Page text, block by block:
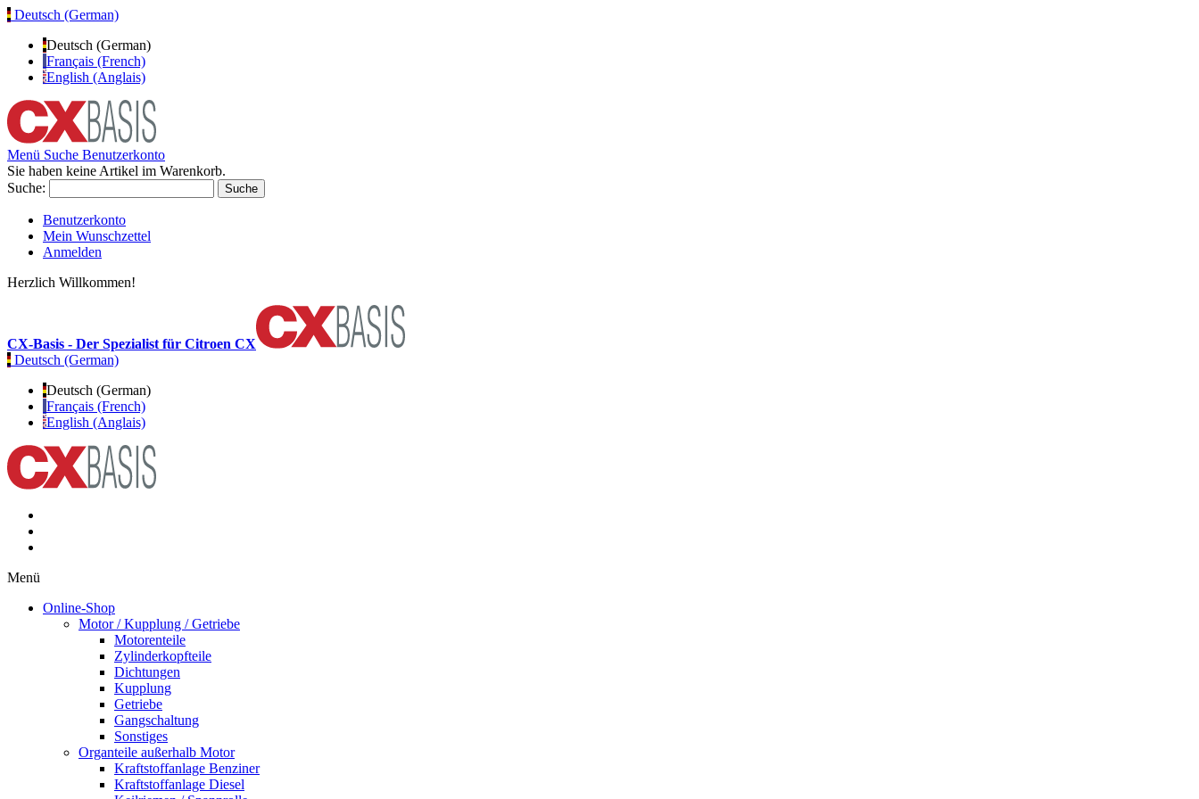
Deutsch (German)
Deutsch (German)
Français (French)
English (Anglais)
Menü Suche Benutzerkonto
Sie haben keine Artikel im Warenkorb.
Suche:
Suche
Benutzerkonto
Mein Wunschzettel
Anmelden
Herzlich Willkommen!
CX-Basis - Der Spezialist für Citroen CX
Deutsch (German)
Deutsch (German)
Français (French)
English (Anglais)
Menü
Online-Shop
Motor / Kupplung / Getriebe
Motorenteile
Zylinderkopfteile
Dichtungen
Kupplung
Getriebe
Gangschaltung
Sonstiges
Organteile außerhalb Motor
Kraftstoffanlage Benziner
Kraftstoffanlage Diesel